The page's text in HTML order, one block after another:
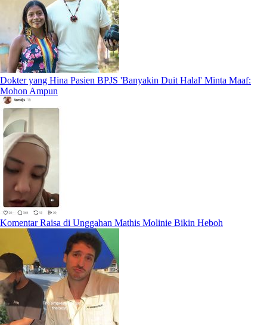
Dokter yang Hina Pasien BPJS 'Banyakin Duit Halal' Minta Maaf:
Mohon Ampun
Komentar Raisa di Unggahan Mathis Molinie Bikin Heboh